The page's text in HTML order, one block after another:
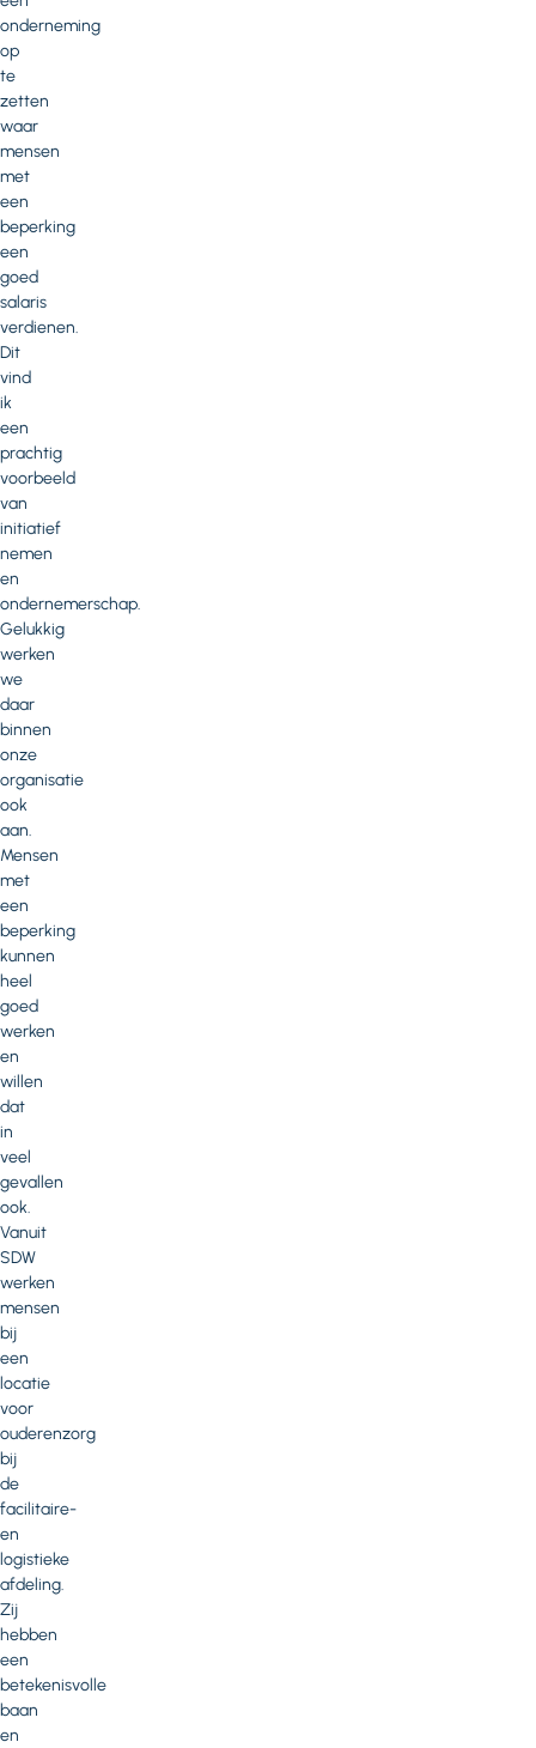
onderneming
op
te
zetten
waar
mensen
met
een
beperking
een
goed
salaris
verdienen.
Dit
vind
ik
een
prachtig
voorbeeld
van
initiatief
nemen
en
ondernemerschap.
Gelukkig
werken
we
daar
binnen
onze
organisatie
ook
aan.
Mensen
met
een
beperking
kunnen
heel
goed
werken
en
willen
dat
in
veel
gevallen
ook.
Vanuit
SDW
werken
mensen
bij
een
locatie
voor
ouderenzorg
bij
de
facilitaire-
en
logistieke
afdeling.
Zij
hebben
een
betekenisvolle
baan
en